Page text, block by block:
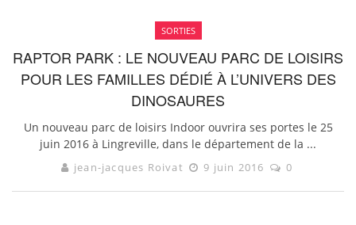
SORTIES
RAPTOR PARK : LE NOUVEAU PARC DE LOISIRS
POUR LES FAMILLES DÉDIÉ À L’UNIVERS DES
DINOSAURES
Un nouveau parc de loisirs Indoor ouvrira ses portes le 25
juin 2016 à Lingreville, dans le département de la ...
jean-jacques Roivat 9 juin 2016 0